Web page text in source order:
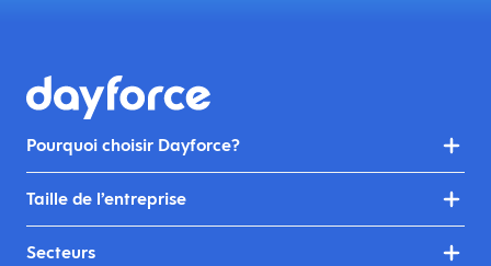
Pourquoi choisir Dayforce?
Taille de l’entreprise
Secteurs